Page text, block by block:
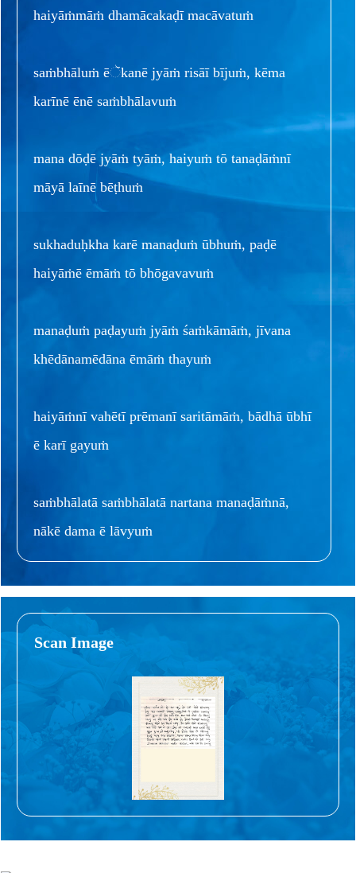
haiyāṁmāṁ dhamācakaḍī macāvatuṁ
saṁbhāluṁ ēૅkanē jyāṁ risāī bījuṁ, kēma
karīnē ēnē saṁbhālavuṁ
mana dōḍē jyāṁ tyāṁ, haiyuṁ tō tanaḍāṁnī
māyā laīnē bēṭhuṁ
sukhaduḥkha karē manaḍuṁ ūbhuṁ, paḍē
haiyāṁē ēmāṁ tō bhōgavavuṁ
manaḍuṁ paḍayuṁ jyāṁ śaṁkāmāṁ, jīvana
khēdānamēdāna ēmāṁ thayuṁ
haiyāṁnī vahētī prēmanī saritāmāṁ, bādhā ūbhī
ē karī gayuṁ
saṁbhālatā saṁbhālatā nartana manaḍāṁnā,
nākē dama ē lāvyuṁ
Scan Image